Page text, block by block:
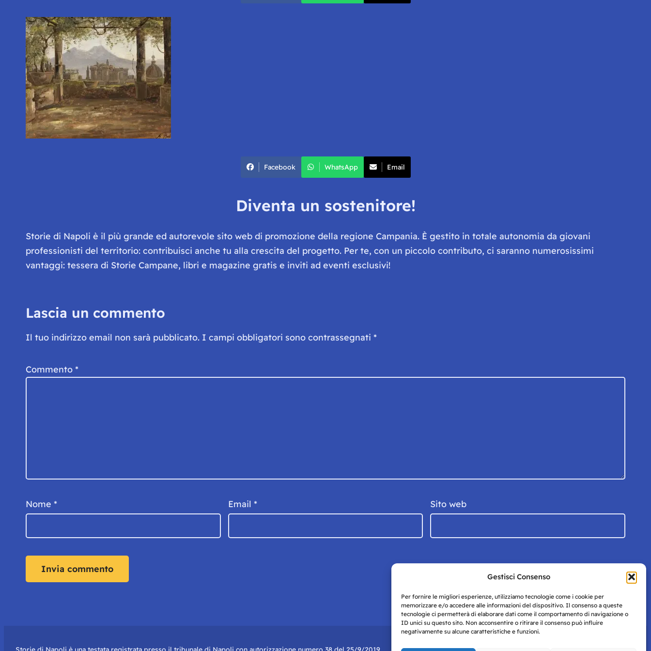
Gestisci Consenso
Per fornire le migliori esperienze, utilizziamo tecnologie come i cookie per
memorizzare e/o accedere alle informazioni del dispositivo. Il consenso a queste
tecnologie ci permetterà di elaborare dati come il comportamento di navigazione o
ID unici su questo sito. Non acconsentire o ritirare il consenso può influire
negativamente su alcune caratteristiche e funzioni.
Facebook WhatsApp Email
Diventa un sostenitore!
Storie di Napoli è il più grande ed autorevole sito web di promozione della regione Campania. È gestito in totale autonomia da giovani
professionisti del territorio: contribuisci anche tu alla crescita del progetto. Per te, con un piccolo contributo, ci saranno numerosissimi
vantaggi: tessera di Storie Campane, libri e magazine gratis e inviti ad eventi esclusivi!
Lascia un commento
Il tuo indirizzo email non sarà pubblicato. I campi obbligatori sono contrassegnati *
Commento *
Nome * Email * Sito web